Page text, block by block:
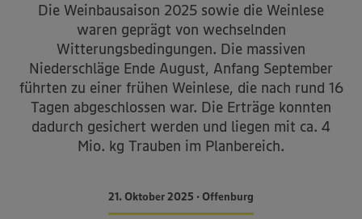
Die Weinbausaison 2025 sowie die Weinlese
waren geprägt von wechselnden
Witterungsbedingungen. Die massiven
Niederschläge Ende August, Anfang September
führten zu einer frühen Weinlese, die nach rund 16
Tagen abgeschlossen war. Die Erträge konnten
dadurch gesichert werden und liegen mit ca. 4
Mio. kg Trauben im Planbereich.
21. Oktober 2025 • Offenburg